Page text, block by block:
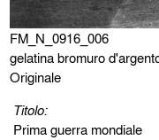
FM_N_0916_006
gelatina bromuro
Originale
Titolo:
Prima guerra mondiale